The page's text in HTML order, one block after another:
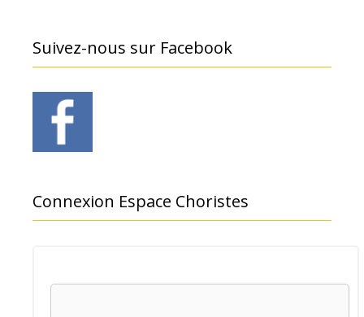
Suivez-nous sur Facebook
Connexion Espace Choristes